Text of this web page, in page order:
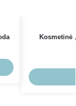
Kosmetinė